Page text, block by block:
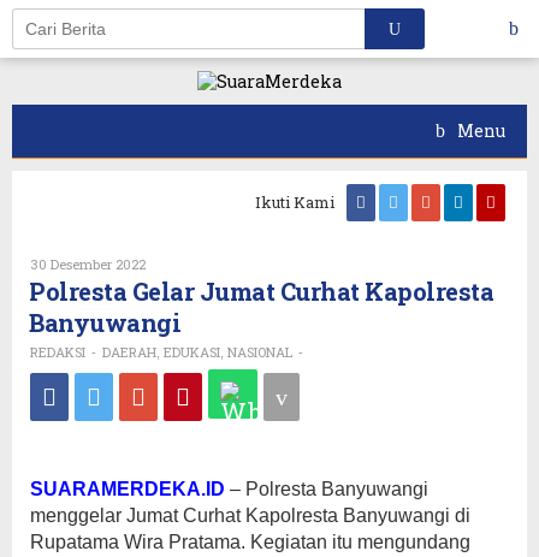
Skip
content
Menu
Ikuti Kami
30 Desember 2022
REDAKSI
Polresta Gelar Jumat Curhat Kapolresta
Banyuwangi
REDAKSI - DAERAH EDUKASI NASIONAL -
SUARAMERDEKA.ID – Polresta Banyuwangi
menggelar Jumat Curhat Kapolresta Banyuwangi di
Rupatama Wira Pratama. Kegiatan itu mengundang